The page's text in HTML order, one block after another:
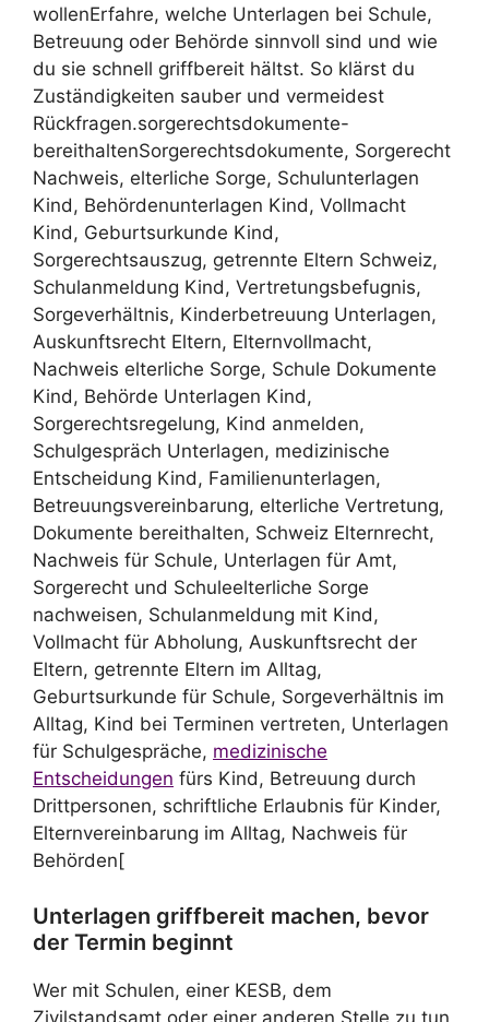
wollenErfahre, welche Unterlagen bei Schule,
Betreuung oder Behörde sinnvoll sind und wie
du sie schnell griffbereit hältst. So klärst du
Zuständigkeiten sauber und vermeidest
Rückfragen.sorgerechtsdokumente-
bereithaltenSorgerechtsdokumente, Sorgerecht
Nachweis, elterliche Sorge, Schulunterlagen
Kind, Behördenunterlagen Kind, Vollmacht
Kind, Geburtsurkunde Kind,
Sorgerechtsauszug, getrennte Eltern Schweiz,
Schulanmeldung Kind, Vertretungsbefugnis,
Sorgeverhältnis, Kinderbetreuung Unterlagen,
Auskunftsrecht Eltern, Elternvollmacht,
Nachweis elterliche Sorge, Schule Dokumente
Kind, Behörde Unterlagen Kind,
Sorgerechtsregelung, Kind anmelden,
Schulgespräch Unterlagen, medizinische
Entscheidung Kind, Familienunterlagen,
Betreuungsvereinbarung, elterliche Vertretung,
Dokumente bereithalten, Schweiz Elternrecht,
Nachweis für Schule, Unterlagen für Amt,
Sorgerecht und Schuleelterliche Sorge
nachweisen, Schulanmeldung mit Kind,
Vollmacht für Abholung, Auskunftsrecht der
Eltern, getrennte Eltern im Alltag,
Geburtsurkunde für Schule, Sorgeverhältnis im
Alltag, Kind bei Terminen vertreten, Unterlagen
für Schulgespräche, medizinische
Entscheidungen fürs Kind, Betreuung durch
Drittpersonen, schriftliche Erlaubnis für Kinder,
Elternvereinbarung im Alltag, Nachweis für
Behörden[
Unterlagen griffbereit machen, bevor
der Termin beginnt
Wer mit Schulen, einer KESB, dem
Zivilstandsamt oder einer anderen Stelle zu tun